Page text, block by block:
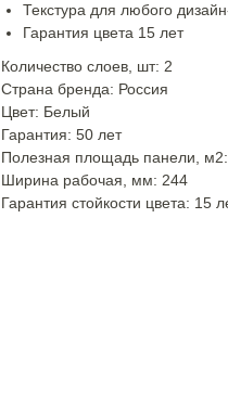
Текстура для любого
Гарантия цвета 15 лет
Количество слоев, шт: 2
Страна бренда: Россия
Цвет: Белый
Гарантия: 50 лет
Полезная площадь панели,
Ширина рабочая, мм: 244
Гарантия стойкости цвета: 15